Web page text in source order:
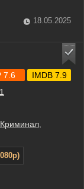
...
18.05.2025
Криминал,
7.6 IMDB 7.9